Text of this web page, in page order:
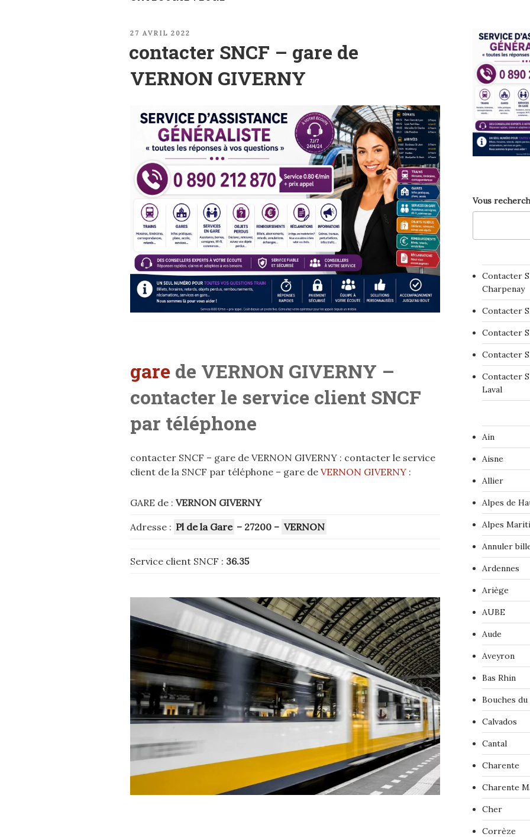
PUBLIÉ
27 AVRIL 2022
contacter SNCF – gare de
VERNON GIVERNY
gare de VERNON GIVERNY –
contacter le service client SNCF
par téléphone
contacter SNCF – gare de VERNON GIVERNY : contacter le service
client de la SNCF par téléphone – gare de VERNON GIVERNY :
GARE de : VERNON GIVERNY
Adresse : Pl de la Gare – 27200 – VERNON
Service client SNCF : 36.35
Vous
Contacter
Charpenay
Contacter
Contacter
Contacter
Contacter
Laval
Ain
Aisne
Allier
Alpes de
Alpes
Annuler
Ardennes
Ariège
AUBE
Aude
Aveyron
Bas Rhin
Bouches du
Calvados
Cantal
Charente
Charente
Cher
Corrèze